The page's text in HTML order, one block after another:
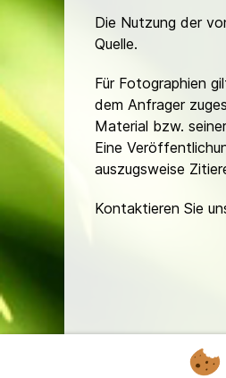
Die Nutzung der
Quelle.
Für Fotographien
dem Anfrager
Material bzw.
Eine
auszugsweise
Kontaktieren Sie